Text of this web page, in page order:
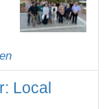
Local